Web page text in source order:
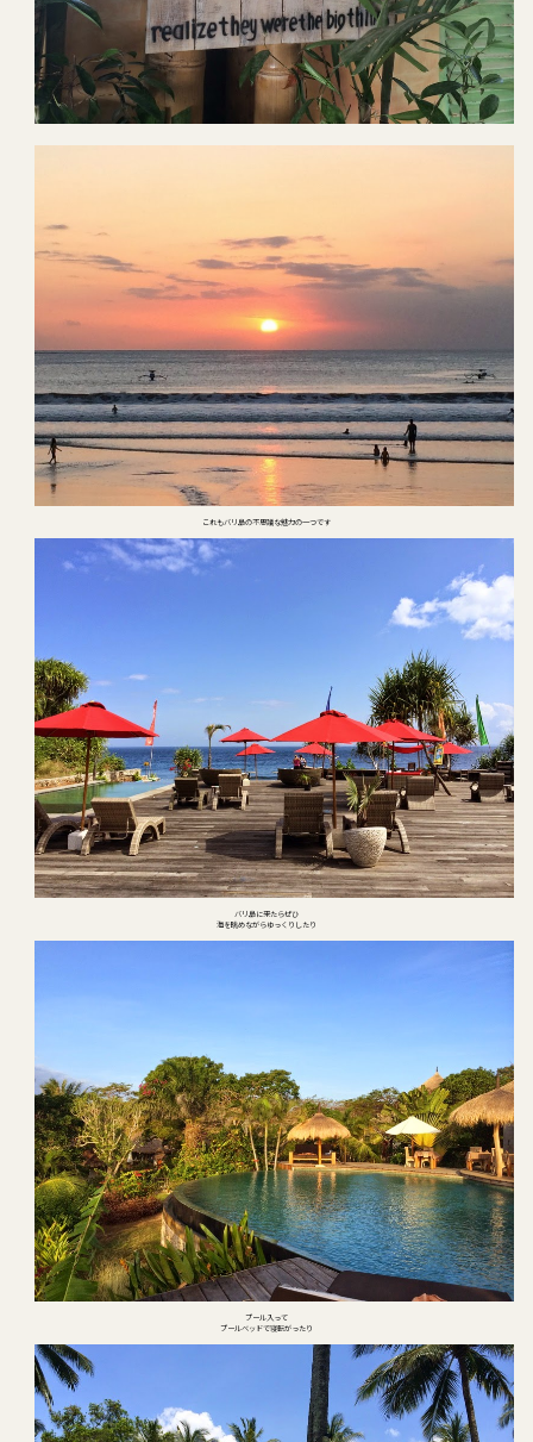
これもバリ島の不思議な魅力の一つです
バリ島に来たらぜひ
海を眺めながらゆっくりしたり
プール入って
プールベッドで寝転がったり